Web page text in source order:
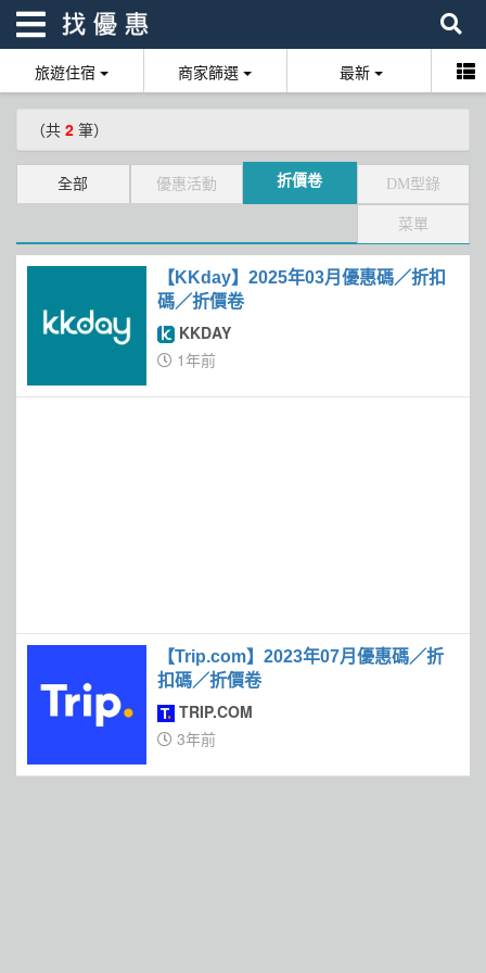
（共 2 筆）
全部 優惠活動 折價卷 DM型錄
菜單
旅遊住宿 商家篩選 最新
【KKday】2025年03月優惠碼／折扣
碼／折價卷
KKDAY
1年前
【Trip.com】2023年07月優惠碼／折
扣碼／折價卷
TRIP.COM
3年前
找優惠
首頁
優惠活動
折價卷
找菜單